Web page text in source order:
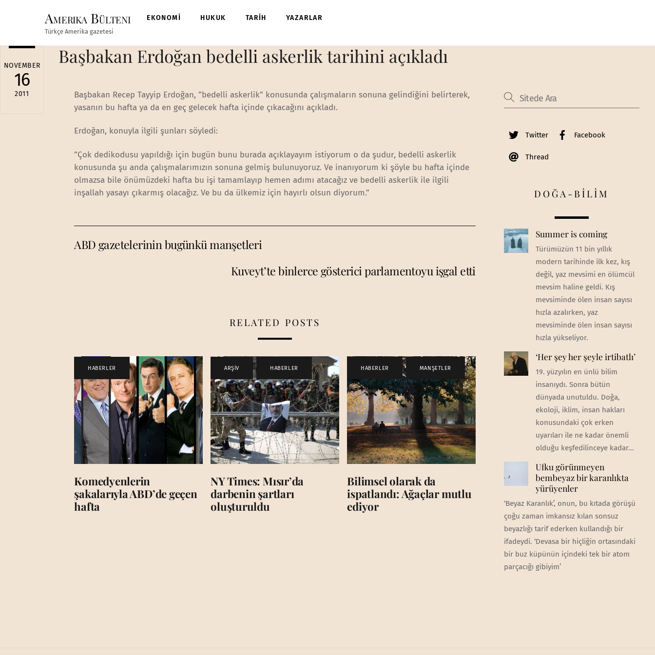
Amerika Bülteni
Türkçe Amerika gazetesi
EKONOMİ HUKUK TARİH YAZARLAR
NOVEMBER
16
2011
Başbakan Erdoğan bedelli askerlik tarihini açıkladı
Başbakan Recep Tayyip Erdoğan, ”bedelli askerlik” konusunda çalışmaların sonuna gelindiğini belirterek,
yasanın bu hafta ya da en geç gelecek hafta içinde çıkacağını açıkladı.
Erdoğan, konuyla ilgili şunları söyledi:
”Çok dedikodusu yapıldığı için bugün bunu burada açıklayayım istiyorum o da şudur, bedelli askerlik
konusunda şu anda çalışmalarımızın sonuna gelmiş bulunuyoruz. Ve inanıyorum ki şöyle bu hafta içinde
olmazsa bile önümüzdeki hafta bu işi tamamlayıp hemen adımı atacağız ve bedelli askerlik ile ilgili
inşallah yasayı çıkarmış olacağız. Ve bu da ülkemiz için hayırlı olsun diyorum.”
ABD gazetelerinin bugünkü manşetleri
Kuveyt’te binlerce gösterici parlamentoyu işgal etti
RELATED POSTS
HABERLER
Komedyenlerin
şakalarıyla ABD’de geçen
hafta
ARŞİV , HABERLER
NY Times: Mısır’da
darbenin şartları
oluşturuldu
HABERLER , MANŞETLER
Bilimsel olarak da
ispatlandı: Ağaçlar mutlu
ediyor
Twitter Facebook
Thread
DOĞA-BİLİM
Summer is coming
Türümüzün 11 bin yıllık
modern tarihinde ilk kez, kış
değil, yaz mevsimi en ölümcül
mevsim haline geldi. Kış
mevsiminde ölen insan sayısı
hızla azalırken, yaz
mevsiminde ölen insan sayısı
hızla yükseliyor.
‘Her şey her şeyle irtibatlı’
19. yüzyılın en ünlü bilim
insanıydı. Sonra bütün
dünyada unutuldu. Doğa,
ekoloji, iklim, insan hakları
konusundaki çok erken
uyarıları ile ne kadar önemli
olduğu keşfedilinceye kadar...
Ufku görünmeyen
bembeyaz bir karanlıkta
yürüyenler
‘Beyaz Karanlık’, onun, bu kıtada görüşü
çoğu zaman imkansız kılan sonsuz
beyazlığı tarif ederken kullandığı bir
ifadeydi. ‘Devasa bir hiçliğin ortasındaki
bir buz küpünün içindeki tek bir atom
parçacığı gibiyim’